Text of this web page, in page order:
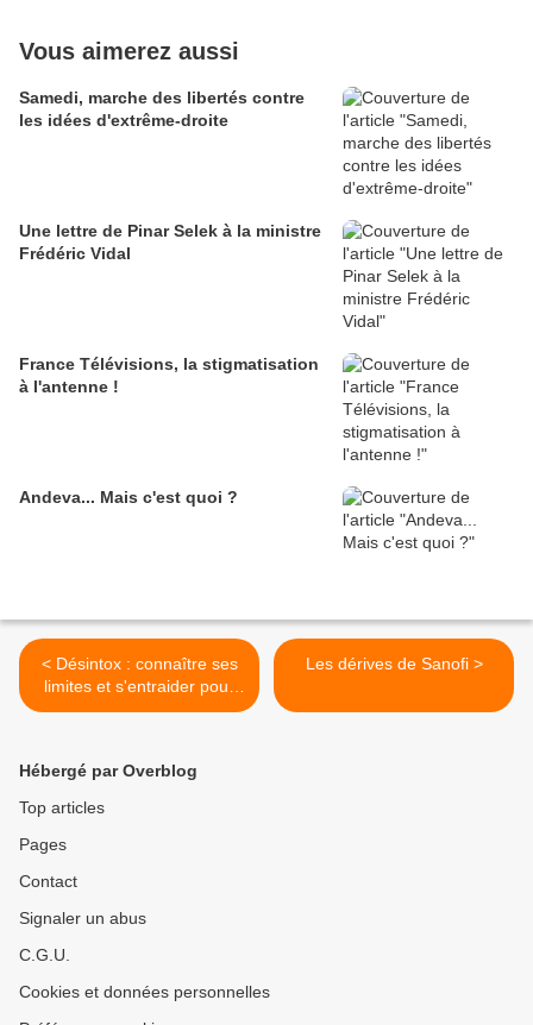
Vous aimerez aussi
Samedi, marche des libertés contre
les idées d'extrême-droite
Une lettre de Pinar Selek à la ministre
Frédéric Vidal
France Télévisions, la stigmatisation
à l'antenne !
Andeva... Mais c'est quoi ?
< Désintox : connaître ses
limites et s'entraider pour
éviter le burn out
Les dérives de Sanofi >
Hébergé par Overblog
Top articles
Pages
Contact
Signaler un abus
C.G.U.
Cookies et données personnelles